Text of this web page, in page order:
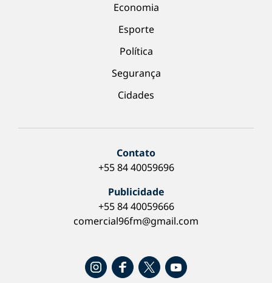
Economia
Esporte
Política
Segurança
Cidades
Contato
+55 84 40059696
Publicidade
+55 84 40059666
comercial96fm@gmail.com